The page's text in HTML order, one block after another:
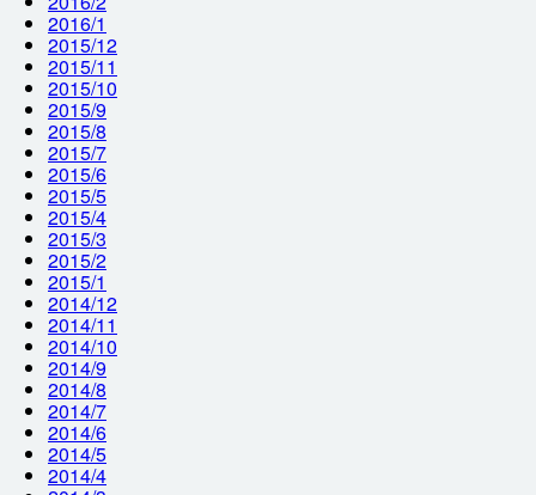
2016/1
2015/12
2015/11
2015/10
2015/9
2015/8
2015/7
2015/6
2015/5
2015/4
2015/3
2015/2
2015/1
2014/12
2014/11
2014/10
2014/9
2014/8
2014/7
2014/6
2014/5
2014/4